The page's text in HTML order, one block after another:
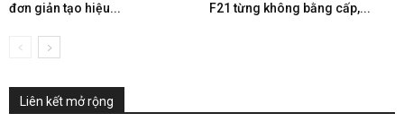
đơn giản tạo hiệu...
F21 từng không bằng cấp,...
Liên kết mở rộng